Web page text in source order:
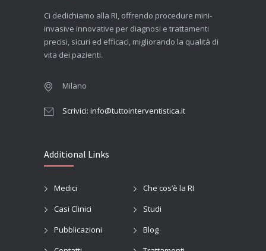
Ci dedichiamo alla RI, offrendo procedure mini-
invasive innovative per diagnosi e trattamenti
precisi, sicuri ed efficaci, migliorando la qualità di
vita dei pazienti.
Milano
Scrivici: info@tuttointerventistica.it
Additional Links
Medici
Che cos’è la RI
Casi Clinici
Studi
Pubblicazioni
Blog